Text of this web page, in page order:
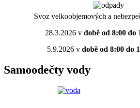
Svoz velkoobjemových a
28.3.2026 vdobě od 8:00 do
5.9.2026 vdobě od 8:00 do
Samoodečty vody